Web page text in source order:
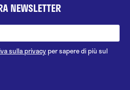
NEWSLETTER
sulla privacyper sapere di più sul